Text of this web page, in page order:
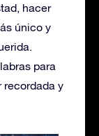
hacer
único y
para
recordada y